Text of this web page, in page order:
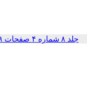
جلد ۸ شماره ۴ صفحات ۱۰۹-۷۷